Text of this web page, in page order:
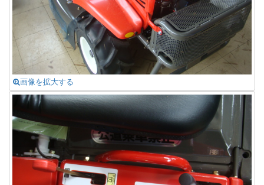
画像を拡大する